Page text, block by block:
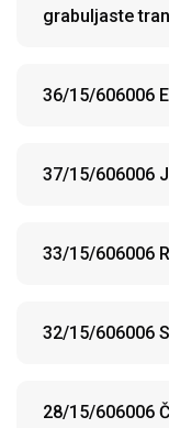
grabuljaste
36/15/606006
37/15/606006
33/15/606006
32/15/606006
28/15/606006